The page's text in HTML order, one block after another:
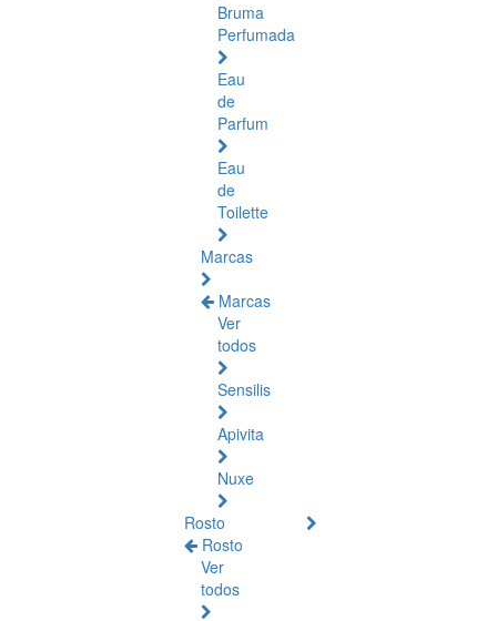
Bruma
Perfumada
Eau
de
Parfum
Eau
de
Toilette
Marcas
Marcas
Ver
todos
Sensilis
Apivita
Nuxe
Rosto
Rosto
Ver
todos